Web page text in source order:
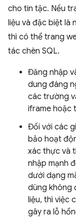
cho tin tặc. Nếu
liệu và đặc biệt là
thì có thể trang
tác chèn SQL.
Đăng nhập
dung đáng
các trường
iframe hoặc
Đối với các
bảo hoạt
xác thực và
nhập mạnh
dưới dạng
dùng không
liệu, thì việc
gây ra lỗ